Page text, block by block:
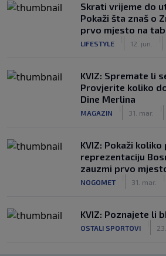
Skrati vrijeme do
Pokaži šta znaš o
prvo mjesto na
LIFESTYLE 12. jun.
KVIZ: Spremate li
Provjerite koliko
Dine Merlina
MAGAZIN 31. mar.
KVIZ: Pokaži koliko
reprezentaciju
zauzmi prvo
NOGOMET 31. mar.
KVIZ: Poznajete li
OSTALI SPORTOVI